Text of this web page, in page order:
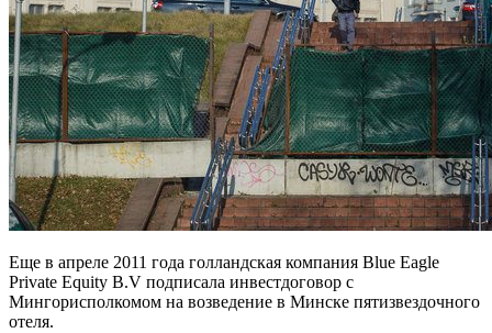
Еще в апреле 2011 года голландская компания Blue Eagle
Private Equity B.V подписала инвестдоговор с
Мингорисполкомом на возведение в Минске пятизвездочного
отеля.